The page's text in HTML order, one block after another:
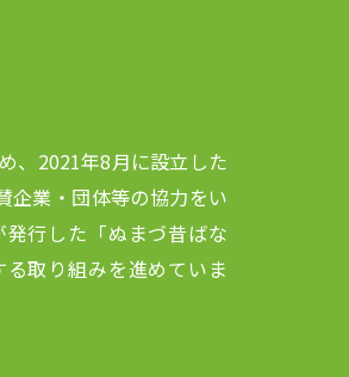
、2021年8月に設立した
企業・団体等の協力をい
行した「ぬまづ昔ばな
取り組みを進めていま